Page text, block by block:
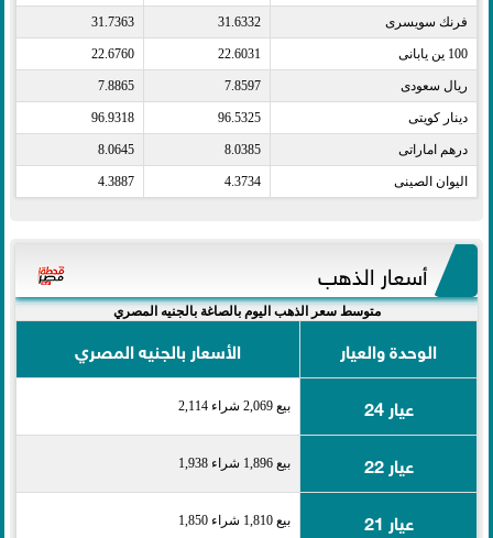
فرنك سويسرى​ 31.6332
31.7363
100 ين يابانى​ 22.6031
22.6760
ريال سعودى​ 7.8597
7.8865
دينار كويتى​ 96.5325
96.9318
درهم اماراتى​ 8.0385
8.0645
اليوان الصينى​ 4.3734
4.3887
أسعار الذهب
متوسط سعر الذهب اليوم بالصاغة بالجنيه المصري
الوحدة والعيار
الأسعار بالجنيه المصري
عيار 24
بيع 2,069 شراء 2,114
عيار 22 بيع 1,896 شراء 1,938
عيار 21 بيع 1,810 شراء 1,850